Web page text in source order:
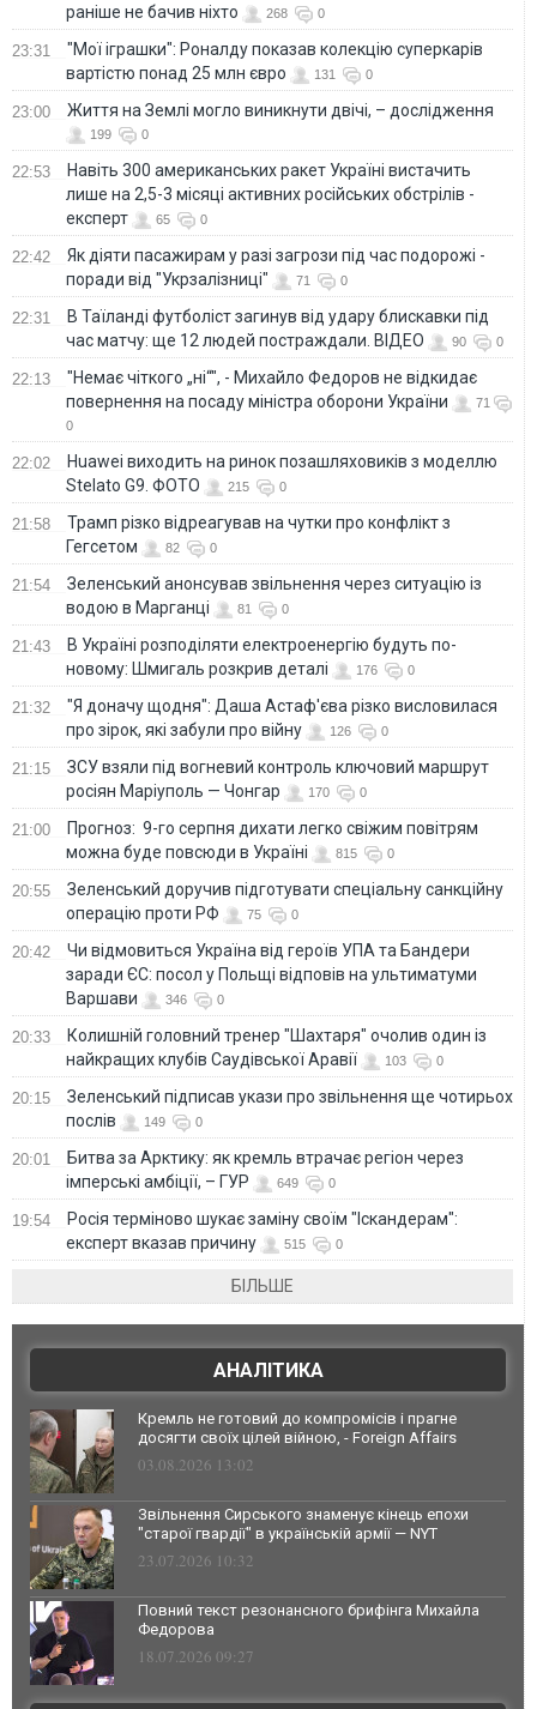
раніше не бачив ніхто
268 0
23:31
"Мої іграшки": Роналду показав колекцію суперкарів
вартістю понад 25 млн євро
131 0
23:00 Життя на Землі могло виникнути двічі, – дослідження
199 0
22:53
Навіть 300 американських ракет Україні вистачить
лише на 2,5-3 місяці активних російських обстрілів -
експерт
65 0
22:42
Як діяти пасажирам у разі загрози під час подорожі -
поради від "Укрзалізниці"
71 0
22:31
В Таїланді футболіст загинув від удару блискавки під
час матчу: ще 12 людей постраждали. ВІДЕО
90 0
22:13
"Немає чіткого „ні“", - Михайло Федоров не відкидає
повернення на посаду міністра оборони України
71
0
22:02
Huawei виходить на ринок позашляховиків з моделлю
Stelato G9. ФОТО
215 0
21:58
Трамп різко відреагував на чутки про конфлікт з
Гегсетом
82 0
21:54
Зеленський анонсував звільнення через ситуацію із
водою в Марганці
81 0
21:43
В Україні розподіляти електроенергію будуть по-
новому: Шмигаль розкрив деталі
176 0
21:32
"Я доначу щодня": Даша Астаф'єва різко висловилася
про зірок, які забули про війну
126 0
21:15
ЗСУ взяли під вогневий контроль ключовий маршрут
росіян Маріуполь — Чонгар
170 0
21:00
Прогноз: 9-го серпня дихати легко свіжим повітрям
можна буде повсюди в Україні
815 0
20:55
Зеленський доручив підготувати спеціальну санкційну
операцію проти РФ
75 0
20:42
Чи відмовиться Україна від героїв УПА та Бандери
заради ЄС: посол у Польщі відповів на ультиматуми
Варшави
346 0
20:33
Колишній головний тренер "Шахтаря" очолив один із
найкращих клубів Саудівської Аравії
103 0
20:15
Зеленський підписав укази про звільнення ще чотирьох
послів
149 0
20:01
Битва за Арктику: як кремль втрачає регіон через
імперські амбіції, – ГУР
649 0
19:54
Росія терміново шукає заміну своїм "Іскандерам":
експерт вказав причину
515 0
БІЛЬШЕ
АНАЛІТИКА
Кремль не готовий до компромісів і прагне
досягти своїх цілей війною, - Foreign Affairs
03.08.2026 13:02
Звільнення Сирського знаменує кінець епохи
"старої гвардії" в українській армії — NYT
23.07.2026 10:32
Повний текст резонансного брифінга Михайла
Федорова
18.07.2026 09:27